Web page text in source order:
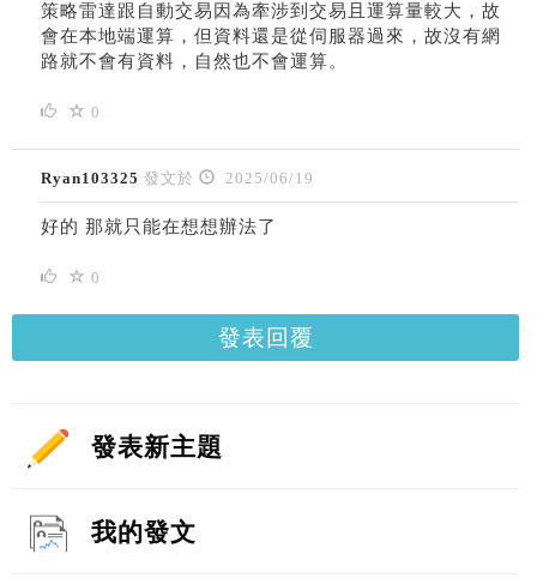
策略雷達跟自動交易因為牽涉到交易且運算量較大，故
會在本地端運算，但資料還是從伺服器過來，故沒有網
路就不會有資料，自然也不會運算。
0
Ryan103325 發文於 2025/06/19
好的 那就只能在想想辦法了
0
發表回覆
發表新主題
我的發文